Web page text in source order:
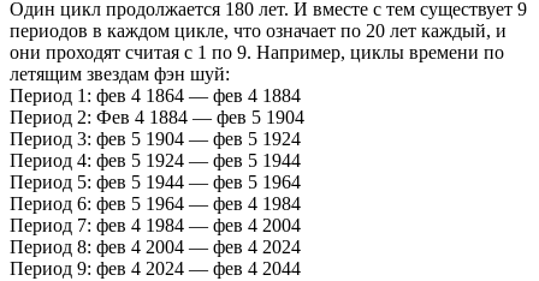
Один цикл продолжается 180 лет. И вместе с тем существует 9
периодов в каждом цикле, что означает по 20 лет каждый, и
они проходят считая с 1 по 9. Например, циклы времени по
летящим звездам фэн шуй:
Период 1: фев 4 1864 — фев 4 1884
Период 2: Фев 4 1884 — фев 5 1904
Период 3: фев 5 1904 — фев 5 1924
Период 4: фев 5 1924 — фев 5 1944
Период 5: фев 5 1944 — фев 5 1964
Период 6: фев 5 1964 — фев 4 1984
Период 7: фев 4 1984 — фев 4 2004
Период 8: фев 4 2004 — фев 4 2024
Период 9: фев 4 2024 — фев 4 2044